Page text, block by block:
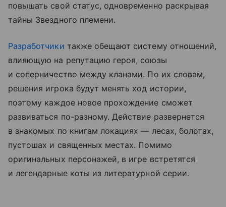
повышать свой статус, одновременно раскрывая
тайны Звездного племени.
Разработчики также обещают систему отношений,
влияющую на репутацию героя, союзы
и соперничество между кланами. По их словам,
решения игрока будут менять ход истории,
поэтому каждое новое прохождение сможет
развиваться по-разному. Действие развернется
в знакомых по книгам локациях — лесах, болотах,
пустошах и священных местах. Помимо
оригинальных персонажей, в игре встретятся
и легендарные коты из литературной серии.